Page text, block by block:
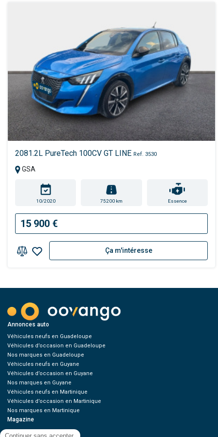
2081.2L PureTech 100CV GT LINE Ref. 3530
GSA
10/2020 75200 km Essence
15 900 €
Ça m'intéresse
Annonces auto
Véhicules neufs en Guadeloupe
Véhicules d’occasion en Guadeloupe
Nos marques en Guadeloupe
Véhicules neufs en Guyane
Véhicules d’occasion en Guyane
Nos marques en Guyane
Véhicules neufs en Martinique
Véhicules d’occasion en Martinique
Nos marques en Martinique
Magazine
Green